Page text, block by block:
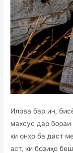
Илова бар ин,
махсус дар бораи
ки онҳо ба даст
аст, ки бозиҳо